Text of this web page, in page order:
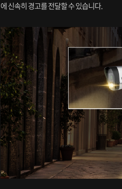
에 신속히 경고를 전달할 수 있습니다.